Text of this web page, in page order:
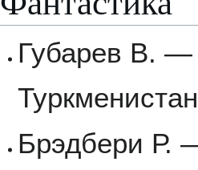
Губарев В.
Брэдбери Р.